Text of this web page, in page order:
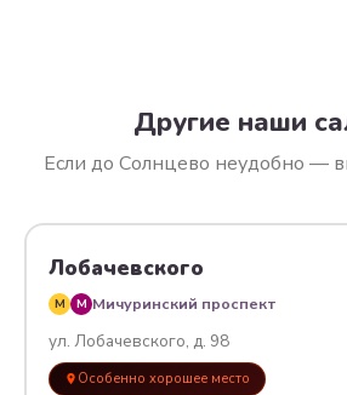
Другие наши
Если до Солнцево неудобно —
Лобачевского
M M Мичуринский проспект
ул. Лобачевского, д. 98
Особенно хорошее место